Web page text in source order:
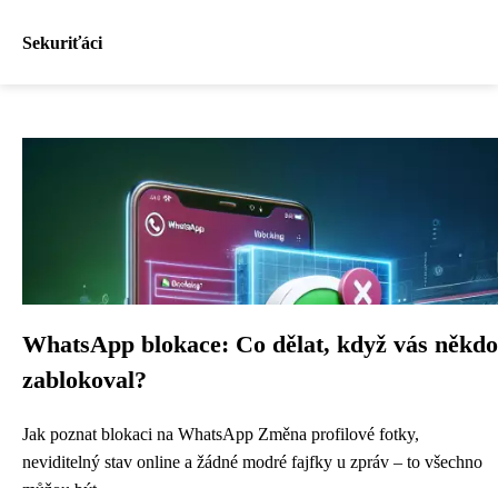
Sekuriťáci
WhatsApp blokace: Co dělat, když vás někdo
zablokoval?
Jak poznat blokaci na WhatsApp Změna profilové fotky,
neviditelný stav online a žádné modré fajfky u zpráv – to všechno